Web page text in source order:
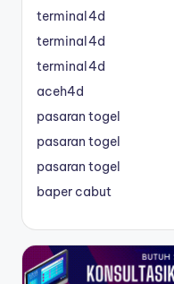
terminal4d
terminal4d
terminal4d
aceh4d
pasaran togel
pasaran togel
pasaran togel
baper cabut